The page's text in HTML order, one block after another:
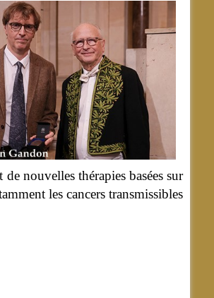
nouvelles thérapies basées sur
les cancers transmissibles